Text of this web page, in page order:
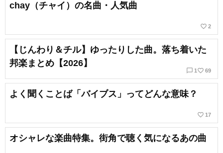
chay（チャイ）の名曲・人気曲
favorite_border 2
【じんわり＆チル】ゆったりした曲。落ち着いた
邦楽まとめ【2026】
chat_bubble_outline 1 favorite_border 69
よく聞くことば「バイブス」ってどんな意味？
favorite_border 17
オシャレな楽曲特集。街角で聴く気になるあの曲